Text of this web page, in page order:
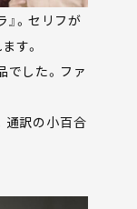
』。セリフが
す。
でした。ファ
通訳の小百合